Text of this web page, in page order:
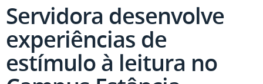
Servidora desenvolve
experiências de
estímulo à leitura no